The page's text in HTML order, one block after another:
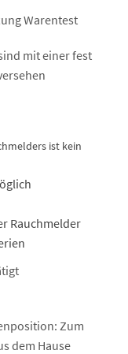
Warentest
mit einer fest
ist kein
Rauchmelder
Zum
dem Hause